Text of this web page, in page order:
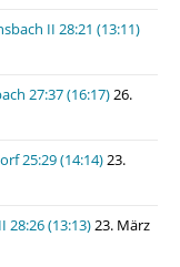
II 28:21 (13:11)
27:37 (16:17)26.
25:29 (14:14)23.
28:26 (13:13)23. März